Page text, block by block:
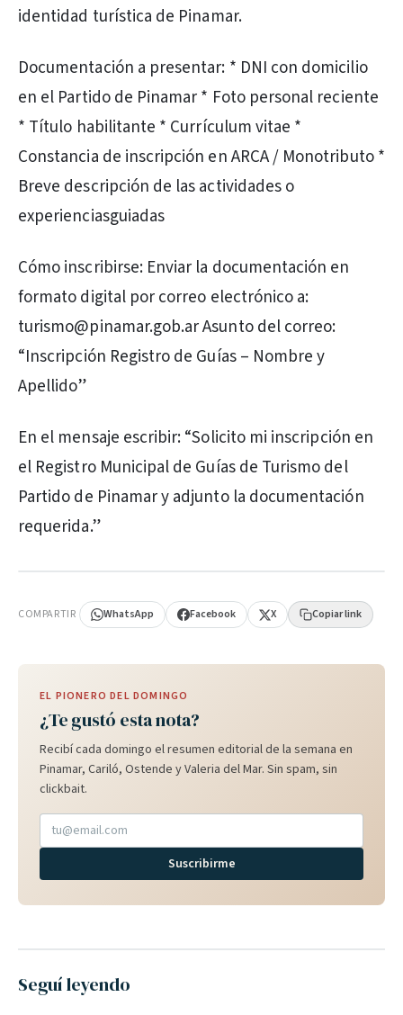
identidad turística de Pinamar.
Documentación a presentar: * DNI con domicilio
en el Partido de Pinamar * Foto personal reciente
* Título habilitante * Currículum vitae *
Constancia de inscripción en ARCA / Monotributo *
Breve descripción de las actividades o
experienciasguiadas
Cómo inscribirse: Enviar la documentación en
formato digital por correo electrónico a:
turismo@pinamar.gob.ar Asunto del correo:
“Inscripción Registro de Guías – Nombre y
Apellido”
En el mensaje escribir: “Solicito mi inscripción en
el Registro Municipal de Guías de Turismo del
Partido de Pinamar y adjunto la documentación
requerida.”
COMPARTIR WhatsApp Facebook X Copiar link
EL PIONERO DEL DOMINGO
¿Te gustó esta nota?
Recibí cada domingo el resumen editorial de la semana en
Pinamar, Cariló, Ostende y Valeria del Mar. Sin spam, sin
clickbait.
Suscribirme
Seguí leyendo